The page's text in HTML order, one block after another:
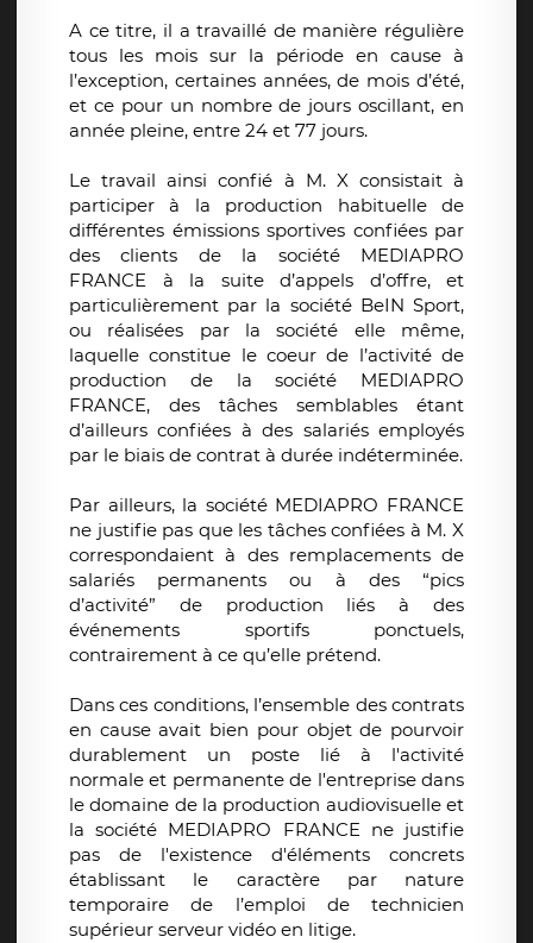
A ce titre, il a travaillé de manière régulière
tous les mois sur la période en cause à
l’exception, certaines années, de mois d’été,
et ce pour un nombre de jours oscillant, en
année pleine, entre 24 et 77 jours.
Le travail ainsi confié à M. X consistait à
participer à la production habituelle de
différentes émissions sportives confiées par
des clients de la société MEDIAPRO
FRANCE à la suite d’appels d’offre, et
particulièrement par la société BeIN Sport,
ou réalisées par la société elle même,
laquelle constitue le coeur de l’activité de
production de la société MEDIAPRO
FRANCE, des tâches semblables étant
d’ailleurs confiées à des salariés employés
par le biais de contrat à durée indéterminée.
Par ailleurs, la société MEDIAPRO FRANCE
ne justifie pas que les tâches confiées à M. X
correspondaient à des remplacements de
salariés permanents ou à des “pics
d’activité” de production liés à des
événements sportifs ponctuels,
contrairement à ce qu’elle prétend.
Dans ces conditions, l’ensemble des contrats
en cause avait bien pour objet de pourvoir
durablement un poste lié à l'activité
normale et permanente de l'entreprise dans
le domaine de la production audiovisuelle et
la société MEDIAPRO FRANCE ne justifie
pas de l'existence d'éléments concrets
établissant le caractère par nature
temporaire de l’emploi de technicien
supérieur serveur vidéo en litige.